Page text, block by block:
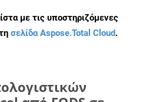
με τις υποστηριζόμενες
σελίδα Aspose.Total Cloud.